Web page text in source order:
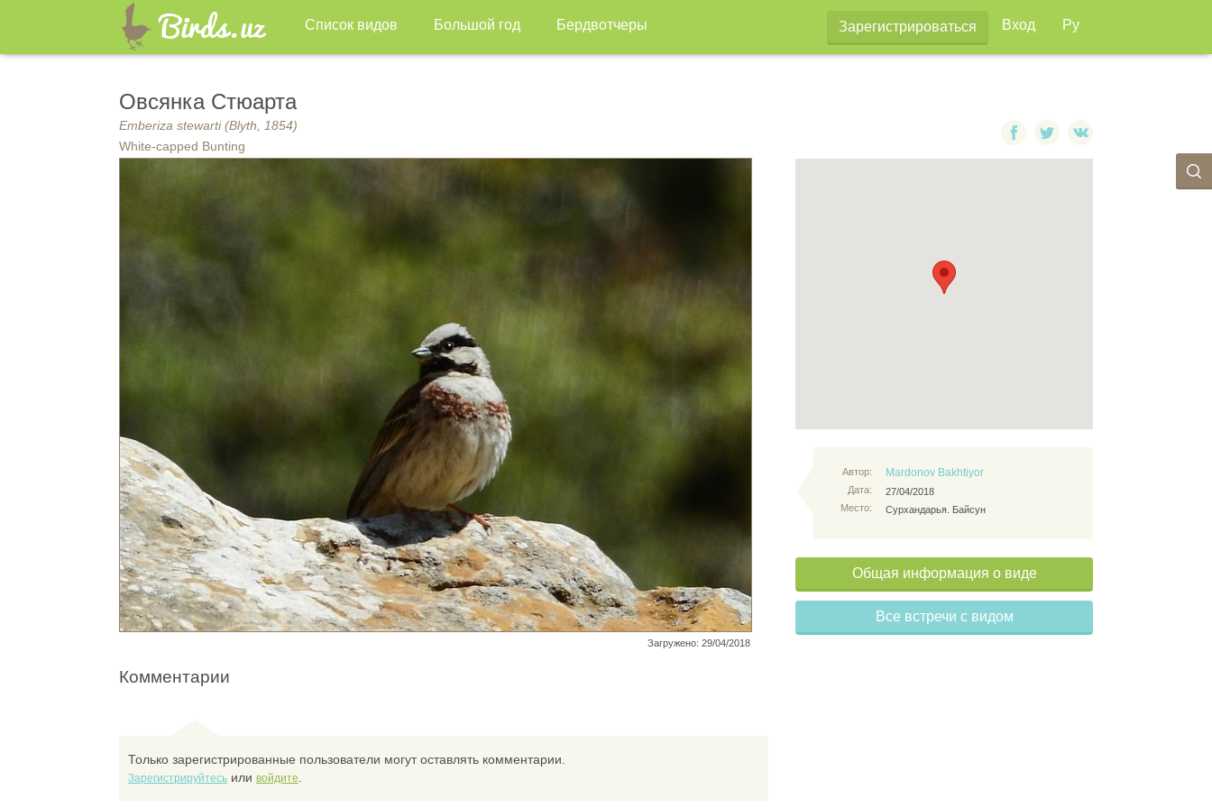
Список видов Большой год Бердвотчеры Зарегистрироваться Вход Ру
Овсянка Стюарта
Emberiza stewarti (Blyth, 1854)
White-capped Bunting
Загружено: 29/04/2018
Автор:
Дата:
Место:
Mardonov Bakhtiyor
27/04/2018
Сурхандарья. Байсун
Общая информация о виде
Все встречи с видом
Комментарии
Только зарегистрированные пользователи могут оставлять комментарии.
Зарегистрируйтесь или войдите